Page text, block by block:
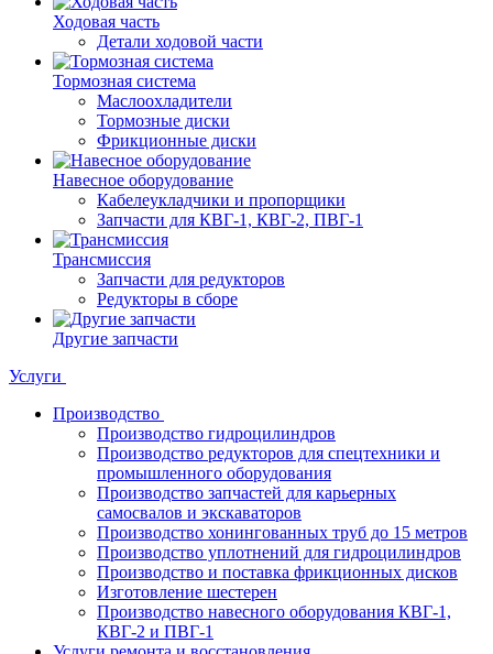
Ходовая часть
Детали ходовой части
Тормозная система
Маслоохладители
Тормозные диски
Фрикционные диски
Навесное оборудование
Кабелеукладчики и пропорщики
Запчасти для КВГ-1, КВГ-2, ПВГ-1
Трансмиссия
Запчасти для редукторов
Редукторы в сборе
Другие запчасти
Услуги
Производство
Производство гидроцилиндров
Производство редукторов для спецтехники и
промышленного оборудования
Производство запчастей для карьерных
самосвалов и экскаваторов
Производство хонингованных труб до 15 метров
Производство уплотнений для гидроцилиндров
Производство и поставка фрикционных дисков
Изготовление шестерен
Производство навесного оборудования КВГ-1,
КВГ-2 и ПВГ-1